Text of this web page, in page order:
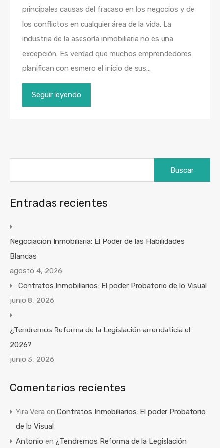
principales causas del fracaso en los negocios y de
los conflictos en cualquier área de la vida. La
industria de la asesoría inmobiliaria no es una
excepción. Es verdad que muchos emprendedores
planifican con esmero el inicio de sus…
Seguir leyendo
Entradas recientes
Negociación Inmobiliaria: El Poder de las Habilidades
Blandas
agosto 4, 2026
Contratos Inmobiliarios: El poder Probatorio de lo Visual
junio 8, 2026
¿Tendremos Reforma de la Legislación arrendaticia el
2026?
junio 3, 2026
Comentarios recientes
Yira Vera en Contratos Inmobiliarios: El poder Probatorio
de lo Visual
Antonio en ¿Tendremos Reforma de la Legislación